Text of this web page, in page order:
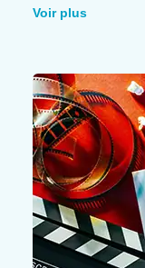
Profitez également
Aventura, une
vélo pour
naturelles de
Voir plus